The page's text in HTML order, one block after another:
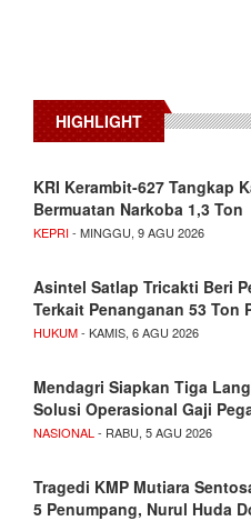
HIGHLIGHT
KRI Kerambit-627 Tangkap
Bermuatan Narkoba 1,3 Ton
KEPRI- MINGGU, 9 AGU 2026
Asintel Satlap Tricakti Beri
Terkait Penanganan 53 Ton
HUKUM- KAMIS, 6 AGU 2026
Mendagri Siapkan Tiga
Solusi Operasional Gaji
NASIONAL - RABU, 5 AGU 2026
Tragedi KMP Mutiara
5 Penumpang, Nurul Huda